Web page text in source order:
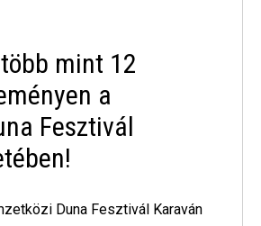
mint 12
a
Fesztivál
Duna Fesztivál Karaván